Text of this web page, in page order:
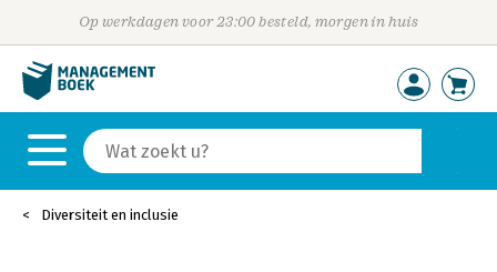
Op werkdagen voor 23:00 besteld, morgen in huis
Diversiteit en inclusie